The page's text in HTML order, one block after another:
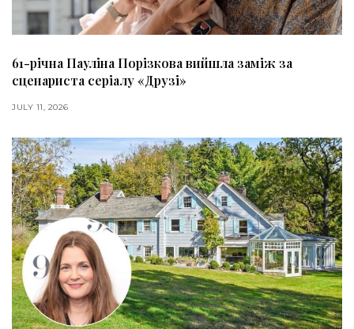
61-річна Пауліна Порізкова вийшла заміж за
сценариста серіалу «Друзі»
JULY 11, 2026